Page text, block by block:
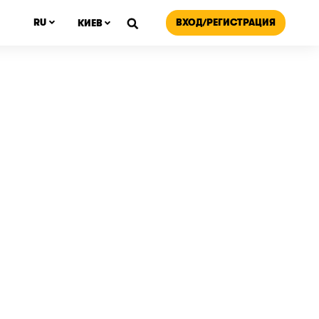
ВХОД/РЕГИСТРАЦИЯ
КИЕВ
RU